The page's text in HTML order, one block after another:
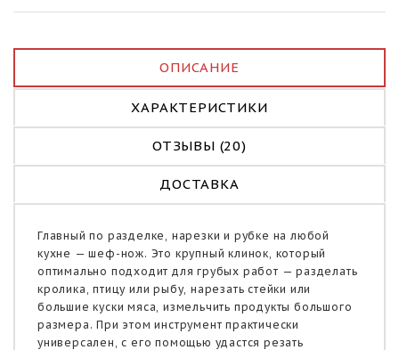
ОПИСАНИЕ
ХАРАКТЕРИСТИКИ
ОТЗЫВЫ (20)
ДОСТАВКА
Главный по разделке, нарезки и рубке на любой
кухне — шеф-нож. Это крупный клинок, который
оптимально подходит для грубых работ — разделать
кролика, птицу или рыбу, нарезать стейки или
большие куски мяса, измельчить продукты большого
размера. При этом инструмент практически
универсален, с его помощью удастся резать